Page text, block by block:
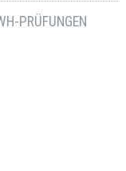
PRÜFUNGEN